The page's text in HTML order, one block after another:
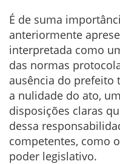
É de suma
anteriormente
interpretada como
das normas
ausência do prefeito
a nulidade do ato,
disposições claras
dessa
competentes, como
poder legislativo.